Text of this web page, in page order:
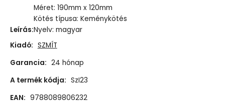
Leírás:
Méret: 190mm x 120mm
Kötés típusa: Keménykötés
Nyelv: magyar
Kiadó: SZMÍT
Garancia: 24 hónap
A termék kódja: SzI23
EAN: 9788089806232